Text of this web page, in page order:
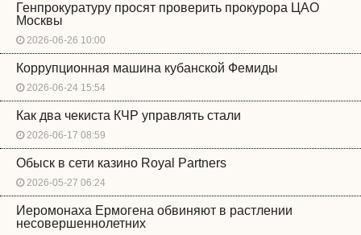
Генпрокуратуру просят проверить прокурора ЦАО
Москвы
2026-06-26 10:00
Коррупционная машина кубанской Фемиды
2026-06-24 15:54
Как два чекиста КЧР управлять стали
2026-06-17 08:59
Обыск в сети казино Royal Partners
2026-05-27 06:24
Иеромонаха Ермогена обвиняют в растлении
несовершеннолетних